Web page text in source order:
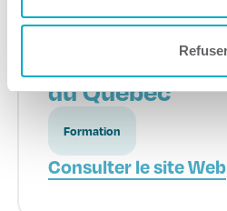
École des
du Québec
Formation
Consulter le site Web